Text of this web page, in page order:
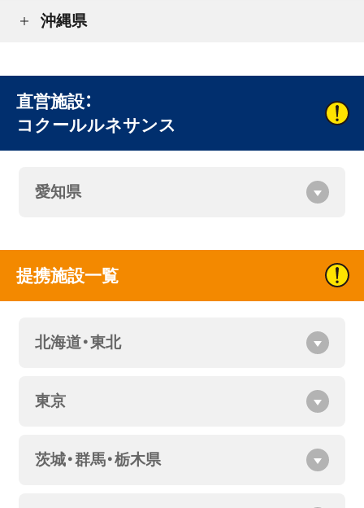
沖縄県
直営施設：
コクールルネサンス
愛知県
提携施設一覧
北海道・東北
東京
茨城・群馬・栃木県